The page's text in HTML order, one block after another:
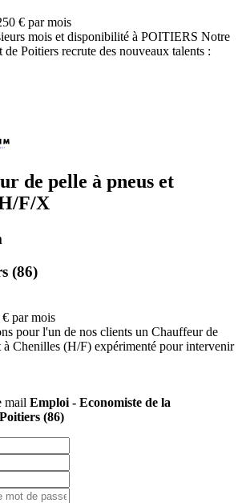
€ par mois
mois et disponibilité à POITIERS Notre
de Poitiers recrute des nouveaux talents :
de pelle à pneus et
F/X
(86)
par mois
pour l'un de nos clients un Chauffeur de
à Chenilles (H/F) expérimenté pour intervenir
mail Emploi - Economiste de la
(86)